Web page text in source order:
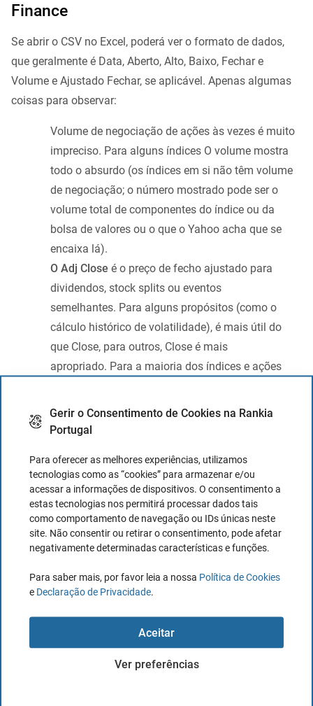
Gerir o Consentimento de Cookies na Rankia
Portugal
Para oferecer as melhores experiências, utilizamos
tecnologias como as “cookies” para armazenar e/ou
acessar a informações de dispositivos. O consentimento a
estas tecnologias nos permitirá processar dados tais
como comportamento de navegação ou IDs únicas neste
site. Não consentir ou retirar o consentimento, pode afetar
negativamente determinadas características e funções.
Para saber mais, por favor leia a nossa Política de Cookies
e Declaração de Privacidade.
Aceitar
Ver preferências
Finance
Se abrir o CSV no Excel, poderá ver o formato de dados,
que geralmente é Data, Aberto, Alto, Baixo, Fechar e
Volume e Ajustado Fechar, se aplicável. Apenas algumas
coisas para observar:
Volume de negociação de ações às vezes é muito
impreciso. Para alguns índices O volume mostra
todo o absurdo (os índices em si não têm volume
de negociação; o número mostrado pode ser o
volume total de componentes do índice ou da
bolsa de valores ou o que o Yahoo acha que se
encaixa lá).
O Adj Close é o preço de fecho ajustado para
dividendos, stock splits ou eventos
semelhantes. Para alguns propósitos (como o
cálculo histórico de volatilidade), é mais útil do
que Close, para outros, Close é mais
apropriado. Para a maioria dos índices e ações
coisa que o adj close